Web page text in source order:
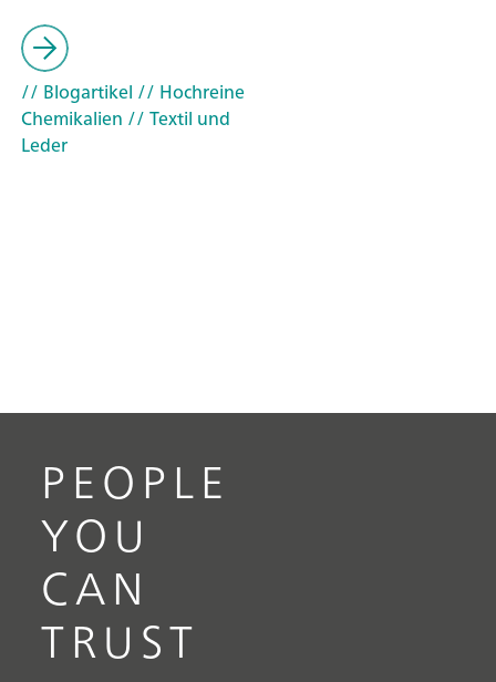
// Blogartikel // Hochreine
Chemikalien // Textil und
Leder
PEOPLE
YOU
CAN
TRUST